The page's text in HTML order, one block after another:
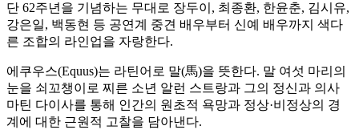
단 62주년을 기념하는 무대로 장두이, 최종환, 한윤춘, 김시유,
강은일, 백동현 등 공연계 중견 배우부터 신예 배우까지 색다
른 조합의 라인업을 자랑한다.
에쿠우스(Equus)는 라틴어로 말(馬)을 뜻한다. 말 여섯 마리의
눈을 쇠꼬챙이로 찌른 소년 알런 스트랑과 그의 정신과 의사
마틴 다이사를 통해 인간의 원초적 욕망과 정상·비정상의 경
계에 대한 근원적 고찰을 담아낸다.